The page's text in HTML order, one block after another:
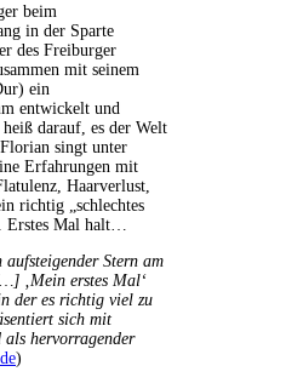
beim
in der Sparte
des Freiburger
mit seinem
ein
entwickelt und
darauf, es der Welt
singt unter
Erfahrungen mit
Haarverlust,
richtig „schlechtes
Erstes Mal halt…
aufsteigender Stern am
‚Mein erstes Mal‘
der es richtig viel zu
sich mit
als hervorragender
)